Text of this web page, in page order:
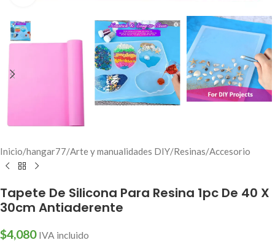
Inicio/hangar77/Arte y manualidades DIY/Resinas/Accesorio
Tapete De Silicona Para Resina 1pc De 40 X
30cm Antiaderente
$4,080 IVA incluido